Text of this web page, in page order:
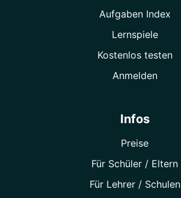
Aufgaben Index
Lernspiele
Kostenlos testen
Anmelden
Infos
Preise
Für Schüler / Eltern
Für Lehrer / Schulen